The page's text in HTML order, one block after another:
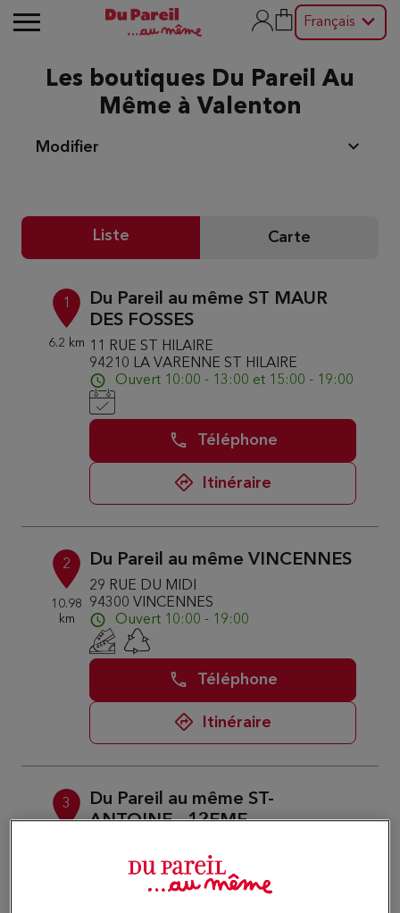
Français
Les boutiques Du Pareil Au
Même à Valenton
Modifier
Liste Carte
1
6.2 km
Du Pareil au même ST MAUR
DES FOSSES
11 RUE ST HILAIRE
94210 LA VARENNE ST HILAIRE
Ouvert 10:00 - 13:00 et 15:00 - 19:00
Téléphone
Itinéraire
2
10.98
km
Du Pareil au même VINCENNES
29 RUE DU MIDI
94300 VINCENNES
Ouvert 10:00 - 19:00
Téléphone
Itinéraire
3
Du Pareil au même ST-
ANTOINE - 12EME
75012 PARIS
Ouvert 10:00 - 19:00